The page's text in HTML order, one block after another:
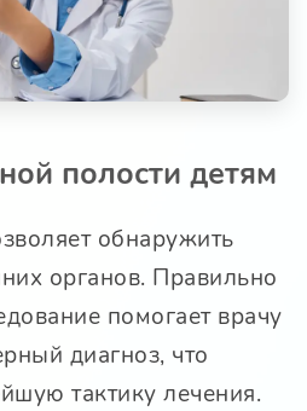
полости детям
обнаружить
органов. Правильно
помогает врачу
диагноз, что
тактику лечения.